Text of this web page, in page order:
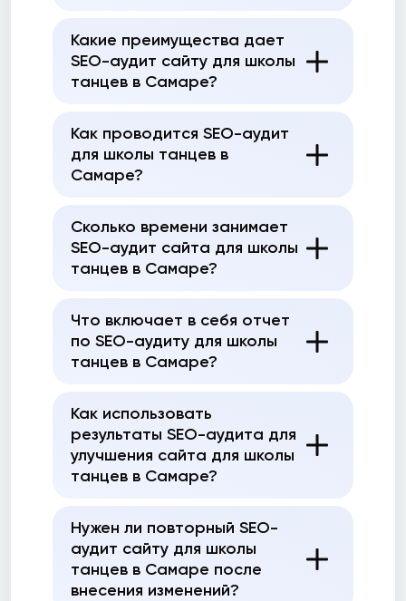
Какие преимущества дает
SEO-аудит сайту для школы
танцев в Самаре?
Как проводится SEO-аудит
для школы танцев в
Самаре?
Сколько времени занимает
SEO-аудит сайта для школы
танцев в Самаре?
Что включает в себя отчет
по SEO-аудиту для школы
танцев в Самаре?
Как использовать
результаты SEO-аудита для
улучшения сайта для школы
танцев в Самаре?
Нужен ли повторный SEO-
аудит сайту для школы
танцев в Самаре после
внесения изменений?